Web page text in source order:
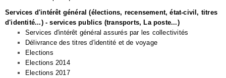
Services d'intérêt général (élections, recensement, état-civil, titres
d'identité...) - services publics (transports, La poste...)
Services d'intérêt général assurés par les collectivités
Délivrance des titres d'identité et de voyage
Elections
Elections 2014
Elections 2017